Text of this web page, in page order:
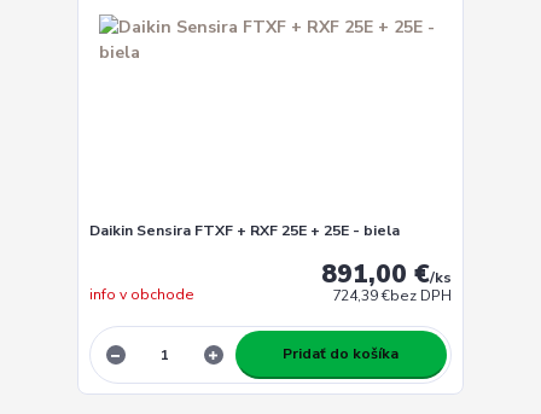
Daikin Sensira FTXF + RXF 25E + 25E - biela
891,00 €/ks
724,39 €bez DPH
info v obchode
Pridať do košíka